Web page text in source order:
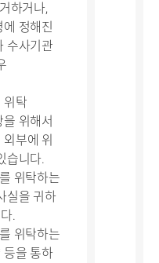
하거나,
정해진
수사기관
위탁
위해서
부에 위
습니다.
위탁하는
실을 귀하
.
위탁하는
등을 통하